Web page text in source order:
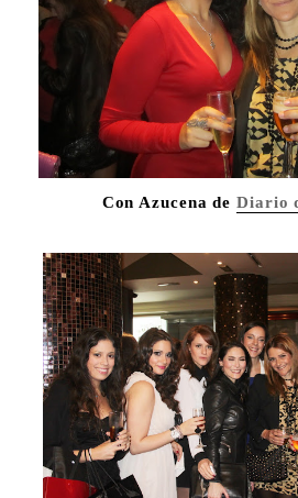
Con Azucena deDiario